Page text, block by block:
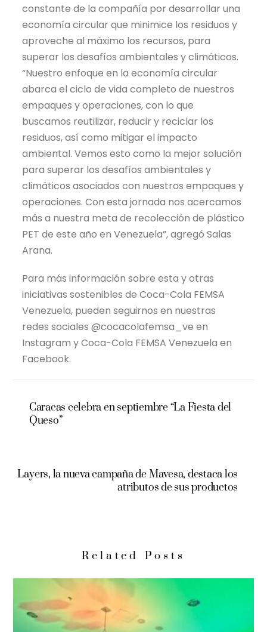
constante de la compañía por desarrollar una
economía circular que minimice los residuos y
aproveche al máximo los recursos, para
superar los desafíos ambientales y climáticos.
“Nuestro enfoque en la economía circular
abarca el ciclo de vida completo de nuestros
empaques y operaciones, con lo que
buscamos reutilizar, reducir y reciclar los
residuos, así como mitigar el impacto
ambiental. Vemos esto como la mejor solución
para superar los desafíos ambientales y
climáticos asociados con nuestros empaques y
operaciones. Con esta jornada nos acercamos
más a nuestra meta de recolección de plástico
PET de este año en Venezuela”, agregó Salas
Arana.
Para más información sobre esta y otras
iniciativas sostenibles de Coca-Cola FEMSA
Venezuela, pueden seguirnos en nuestras
redes sociales @cocacolafemsa_ve en
Instagram y Coca-Cola FEMSA Venezuela en
Facebook.
Caracas celebra en septiembre “La Fiesta del
Queso”
Layers, la nueva campaña de Mavesa, destaca los
atributos de sus productos
Related Posts